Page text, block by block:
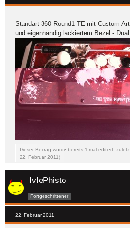
Standart 360 Round1 TE mit Custom
und eigenhändig lackiertem Bezel -
Dieser Beitrag wurde bereits 1 mal editiert,
22. Februar 2011)
IvIePhisto
Fortgeschrittener
22. Februar 2011